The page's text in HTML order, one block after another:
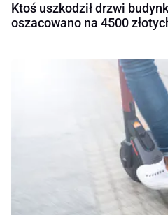
Ktoś uszkodził drzwi
oszacowano na 4500